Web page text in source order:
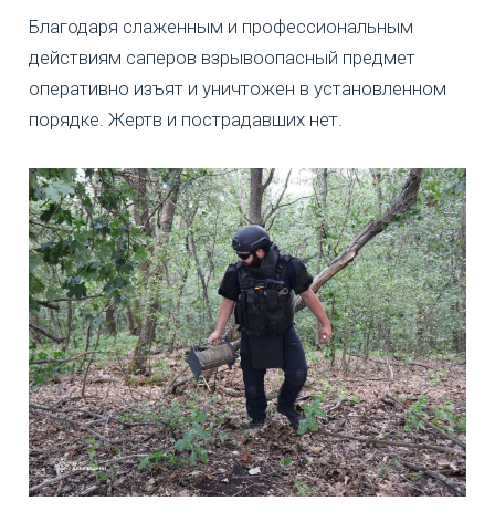
Благодаря слаженным и профессиональным
действиям саперов взрывоопасный предмет
оперативно изъят и уничтожен в установленном
порядке. Жертв и пострадавших нет.